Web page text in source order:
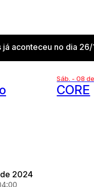
já aconteceu no dia
Sáb. - 08
CORE
2024